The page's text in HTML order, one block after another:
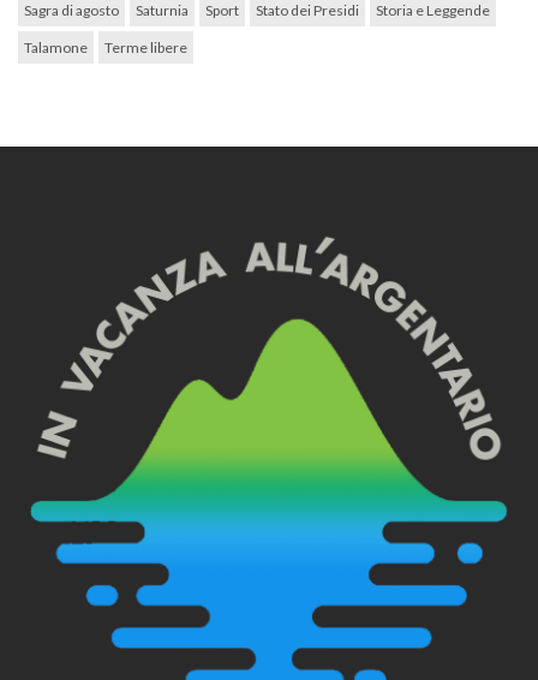
Sagra di agosto Saturnia Sport Stato dei Presidi Storia e Leggende
Talamone Terme libere